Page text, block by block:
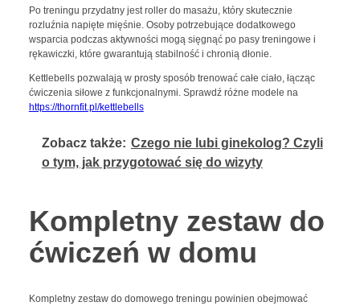
Po treningu przydatny jest roller do masażu, który skutecznie
rozluźnia napięte mięśnie. Osoby potrzebujące dodatkowego
wsparcia podczas aktywności mogą sięgnąć po pasy treningowe i
rękawiczki, które gwarantują stabilność i chronią dłonie.
Kettlebells pozwalają w prosty sposób trenować całe ciało, łącząc
ćwiczenia siłowe z funkcjonalnymi. Sprawdź różne modele na
https://thornfit.pl/kettlebells
Zobacz także: Czego nie lubi ginekolog? Czyli
o tym, jak przygotować się do wizyty
Kompletny zestaw do
ćwiczeń w domu
Kompletny zestaw do domowego treningu powinien obejmować